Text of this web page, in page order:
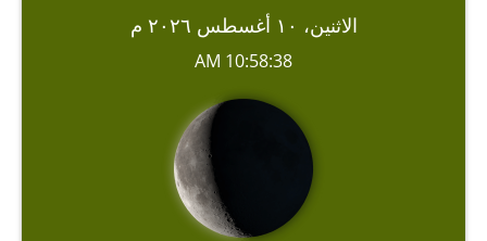
الاثنين، ١٠ أغسطس ٢٠٢٦ م
10:58:38 AM